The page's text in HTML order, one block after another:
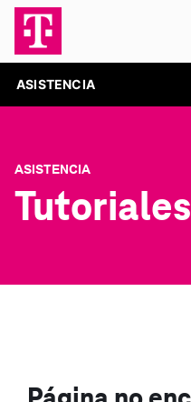
ASISTENCIA
ASISTENCIA
Tutoriales